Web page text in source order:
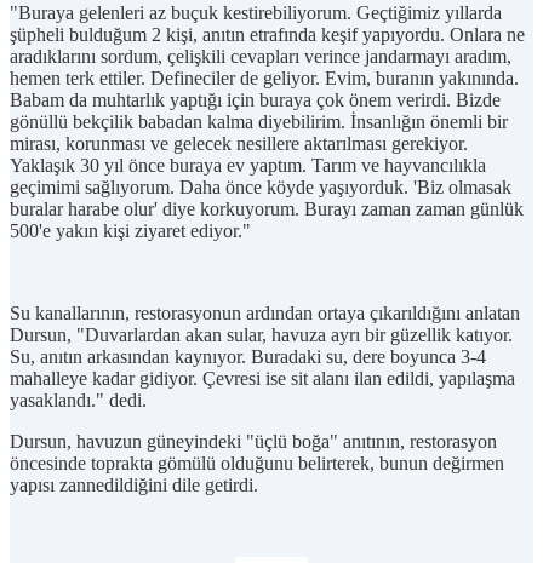
"Buraya gelenleri az buçuk kestirebiliyorum. Geçtiğimiz yıllarda
şüpheli bulduğum 2 kişi, anıtın etrafında keşif yapıyordu. Onlara ne
aradıklarını sordum, çelişkili cevapları verince jandarmayı aradım,
hemen terk ettiler. Defineciler de geliyor. Evim, buranın yakınında.
Babam da muhtarlık yaptığı için buraya çok önem verirdi. Bizde
gönüllü bekçilik babadan kalma diyebilirim. İnsanlığın önemli bir
mirası, korunması ve gelecek nesillere aktarılması gerekiyor.
Yaklaşık 30 yıl önce buraya ev yaptım. Tarım ve hayvancılıkla
geçimimi sağlıyorum. Daha önce köyde yaşıyorduk. 'Biz olmasak
buralar harabe olur' diye korkuyorum. Burayı zaman zaman günlük
500'e yakın kişi ziyaret ediyor."
Su kanallarının, restorasyonun ardından ortaya çıkarıldığını anlatan
Dursun, "Duvarlardan akan sular, havuza ayrı bir güzellik katıyor.
Su, anıtın arkasından kaynıyor. Buradaki su, dere boyunca 3-4
mahalleye kadar gidiyor. Çevresi ise sit alanı ilan edildi, yapılaşma
yasaklandı." dedi.
Dursun, havuzun güneyindeki "üçlü boğa" anıtının, restorasyon
öncesinde toprakta gömülü olduğunu belirterek, bunun değirmen
yapısı zannedildiğini dile getirdi.